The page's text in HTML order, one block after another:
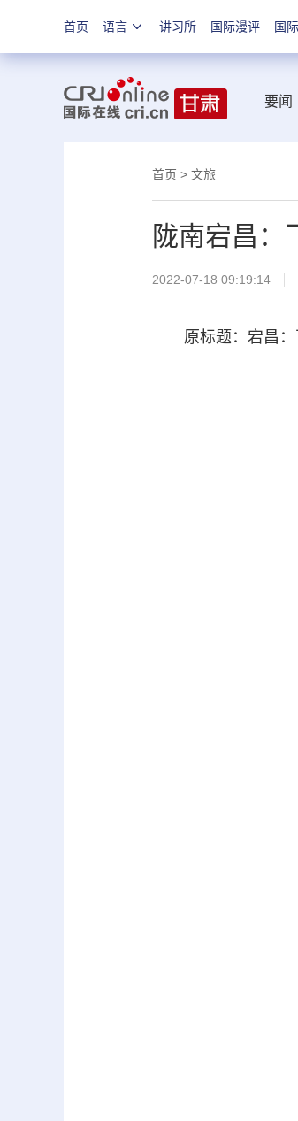
首页 语言 讲习所 国际漫评 国
要闻
首页 > 文旅
陇南宕昌：
2022-07-18 09:19:14
原标题：宕昌：